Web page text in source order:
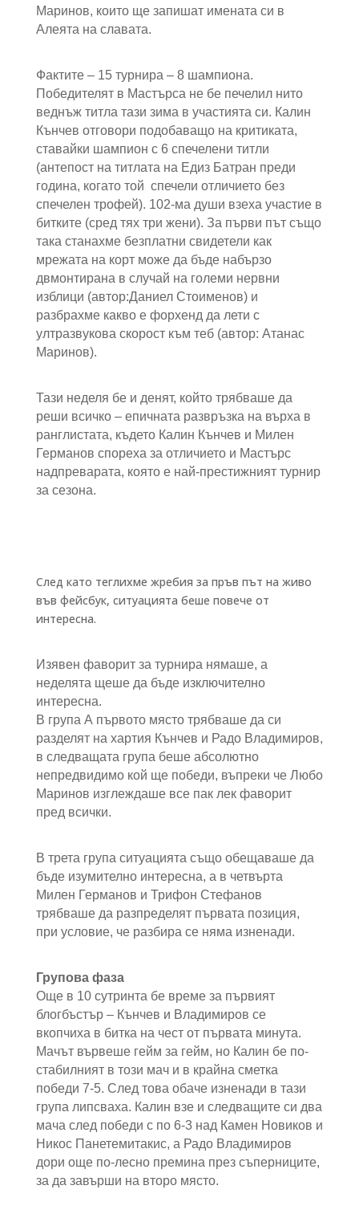
Маринов, които ще запишат имената си в
Алеята на славата.
Фактите – 15 турнира – 8 шампиона.
Победителят в Мастърса не бе печелил нито
веднъж титла тази зима в участията си. Калин
Кънчев отговори подобаващо на критиката,
ставайки шампион с 6 спечелени титли
(антепост на титлата на Едиз Батран преди
година, когато той спечели отличието без
спечелен трофей). 102-ма души взеха участие в
битките (сред тях три жени). За първи път също
така станахме безплатни свидетели как
мрежата на корт може да бъде набързо
двмонтирана в случай на големи нервни
изблици (автор:Даниел Стоименов) и
разбрахме какво е форхенд да лети с
ултразвукова скорост към теб (автор: Атанас
Маринов).
Тази неделя бе и денят, който трябваше да
реши всичко – епичната развръзка на върха в
ранглистата, където Калин Кънчев и Милен
Германов спореха за отличието и Мастърс
надпреварата, която е най-престижният турнир
за сезона.
След като теглихме жребия за пръв път на живо
във фейсбук, ситуацията беше повече от
интересна.
Изявен фаворит за турнира нямаше, а
неделята щеше да бъде изключително
интересна.
В група А първото място трябваше да си
разделят на хартия Кънчев и Радо Владимиров,
в следващата група беше абсолютно
непредвидимо кой ще победи, въпреки че Любо
Маринов изглеждаше все пак лек фаворит
пред всички.
В трета група ситуацията също обещаваше да
бъде изумително интересна, а в четвърта
Милен Германов и Трифон Стефанов
трябваше да разпределят първата позиция,
при условие, че разбира се няма изненади.
Групова фаза
Още в 10 сутринта бе време за първият
блогбъстър – Кънчев и Владимиров се
вкопчиха в битка на чест от първата минута.
Мачът вървеше гейм за гейм, но Калин бе по-
стабилният в този мач и в крайна сметка
победи 7-5. След това обаче изненади в тази
група липсваха. Калин взе и следващите си два
мача след победи с по 6-3 над Камен Новиков и
Никос Панетемитакис, а Радо Владимиров
дори още по-лесно премина през съперниците,
за да завърши на второ място.